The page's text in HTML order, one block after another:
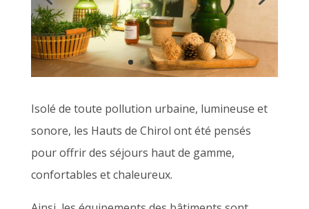
Isolé de toute pollution urbaine, lumineuse et
sonore, les Hauts de Chirol ont été pensés
pour offrir des séjours haut de gamme,
confortables et chaleureux.